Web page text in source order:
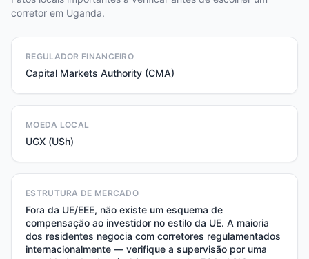
corretor em Uganda.
REGULADOR FINANCEIRO
Capital Markets Authority (CMA)
MOEDA LOCAL
UGX (USh)
ESTRUTURA DE MERCADO
Fora da UE/EEE, não existe um esquema de
compensação ao investidor no estilo da UE. A maioria
dos residentes negocia com corretores regulamentados
internacionalmente — verifique a supervisão por uma